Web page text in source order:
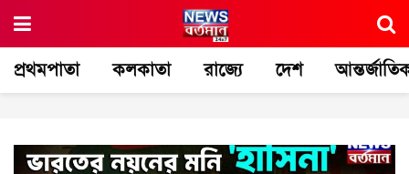
প্রথমপাতা কলকাতা রাজ্যে দেশ